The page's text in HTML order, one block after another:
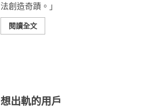
法創造奇蹟。」
閱讀全文
想出軌的用戶